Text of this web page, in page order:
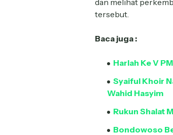
dan melihat
tersebut.
Baca juga :
Harlah Ke V
Syaiful Khoir
Wahid Hasyim
Rukun Shalat
Bondowoso